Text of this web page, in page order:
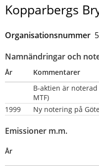
Kopparbergs
Organisationsnummer
Namnändringar och
År
Kommentarer
B-aktien är
MTF)
1999
Ny notering på
Emissioner m.m.
År